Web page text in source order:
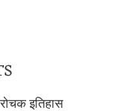
इतिहास